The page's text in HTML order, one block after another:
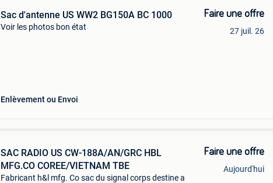
Sac d'antenne US WW2 BG150A BC 1000
Voir les photos bon état
Enlèvement ou Envoi
Faire une offre
27 juil. 26
SAC RADIO US CW-188A/AN/GRC HBL
MFG.CO COREE/VIETNAM TBE
Fabricant h&l mfg. Co sac du signal corps destine a
Faire une offre
Aujourd'hui